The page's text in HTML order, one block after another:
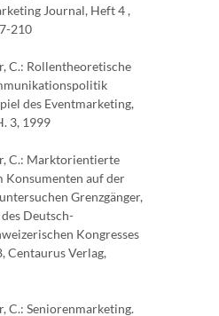
Journal, Heft 4 ,
210
C.: Rollentheoretische
des Eventmarketing,
3, 1999
C.: Marktorientierte
Konsumenten auf der
Grenzgänger,
Deutsch-
Kongresses
Centaurus Verlag,
C.: Seniorenmarketing.